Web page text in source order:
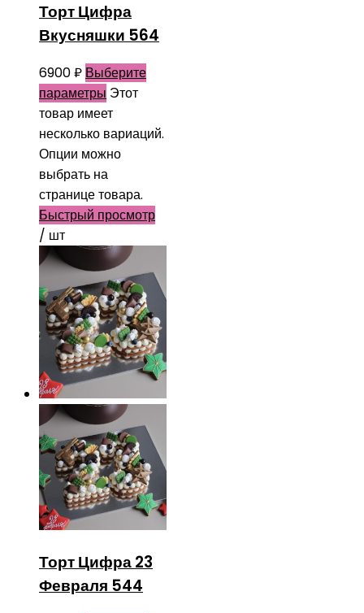
Торт Цифра
Вкусняшки 564
6900₽ Выберите
параметры Этот
товар имеет
несколько вариаций.
Опции можно
выбрать на
странице товара.
Быстрый просмотр
/ шт
Торт Цифра 23
Февраля 544